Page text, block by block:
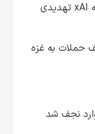
وزارت دادگستری آمریکا: شکایت NAACP علیه xAI تهدیدی
حملات به غزه
نجف شد